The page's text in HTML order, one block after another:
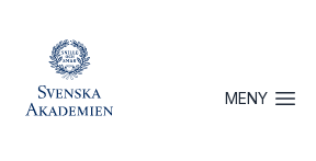
MENYÖppna